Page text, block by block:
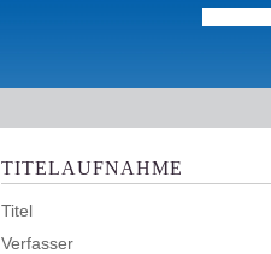
TITELAUFNAHME
Titel
Verfasser